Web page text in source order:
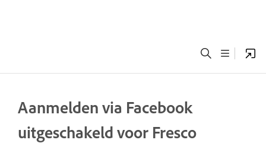
Aanmelden via Facebook
uitgeschakeld voor Fresco